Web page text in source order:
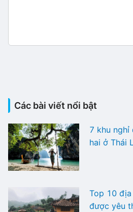
Các bài viết nổi bật
7 khu
hai ở Thái
Top 10
được yêu